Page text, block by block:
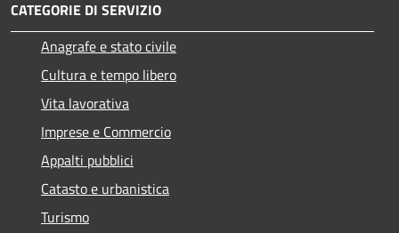
CATEGORIE DI SERVIZIO
Anagrafe e stato civile
Cultura e tempo libero
Vita lavorativa
Imprese e Commercio
Appalti pubblici
Catasto e urbanistica
Turismo